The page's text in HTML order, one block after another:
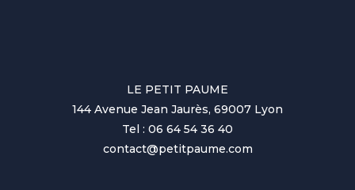
LE PETIT PAUME
144 Avenue Jean Jaurès, 69007 Lyon
Tel : 06 64 54 36 40
contact@petitpaume.com